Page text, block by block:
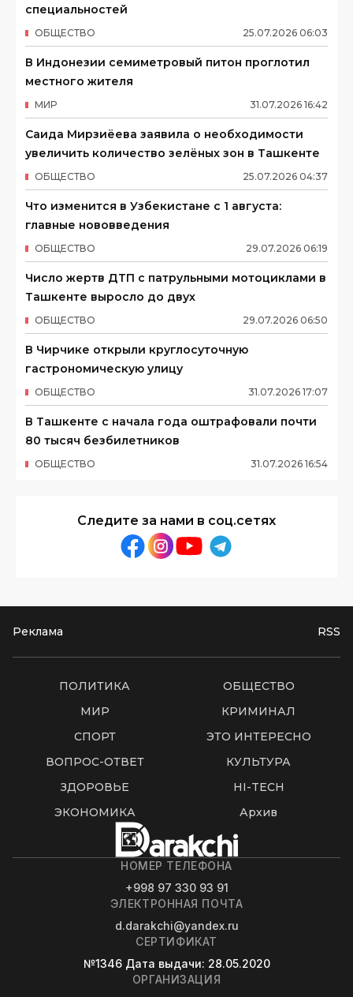
специальностей
25.07.2026 06:03
ОБЩЕСТВО
В Индонезии семиметровый питон проглотил
местного жителя
31.07.2026 16:42
МИР
Саида Мирзиёева заявила о необходимости
увеличить количество зелёных зон в Ташкенте
25.07.2026 04:37
ОБЩЕСТВО
Что изменится в Узбекистане с 1 августа:
главные нововведения
29.07.2026 06:19
ОБЩЕСТВО
Число жертв ДТП с патрульными мотоциклами в
Ташкенте выросло до двух
29.07.2026 06:50
ОБЩЕСТВО
В Чирчике открыли круглосуточную
гастрономическую улицу
31.07.2026 17:07
ОБЩЕСТВО
В Ташкенте с начала года оштрафовали почти
80 тысяч безбилетников
31.07.2026 16:54
ОБЩЕСТВО
Следите за нами в соц.сетях
Реклама RSS
ПОЛИТИКА
ОБЩЕСТВО
МИР
КРИМИНАЛ
СПОРТ
ЭТО ИНТЕРЕСНО
ВОПРОС-ОТВЕТ
КУЛЬТУРА
ЗДОРОВЬЕ
HI-TECH
ЭКОНОМИКА
Архив
НОМЕР ТЕЛЕФОНА
+998 97 330 93 91
ЭЛЕКТРОННАЯ ПОЧТА
d.darakchi@yandex.ru
СЕРТИФИКАТ
№1346 Дата выдачи: 28.05.2020
ОРГАНИЗАЦИЯ